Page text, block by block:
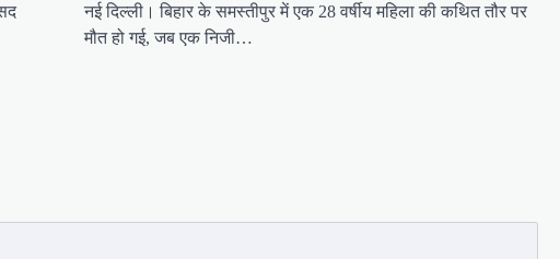
नई दिल्ली। बिहार के समस्तीपुर में एक 28 वर्षीय महिला की कथित तौर पर
मौत हो गई, जब एक निजी…